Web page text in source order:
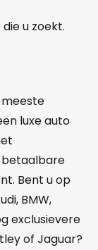
u zoekt.
meeste
luxe auto
betaalbare
Bent u op
BMW,
exclusievere
of Jaguar?